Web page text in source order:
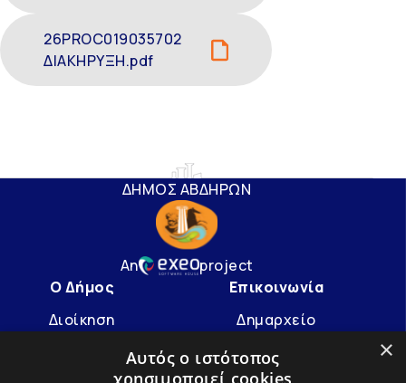
26PROC019035702
ΔΙΑΚΗΡΥΞΗ.pdf
ΔΗΜΟΣ ΑΒΔΗΡΩΝ
An
project
Επικοινωνία
Δημαρχείο
info@avdera.gr
2541352550
Ο Δήμος
Διοίκηση
×
Αυτός ο ιστότοπος
χρησιμοποιεί cookies